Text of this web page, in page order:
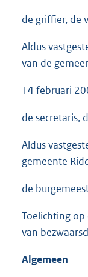
de griffier, de
Aldus
van de
14 februari
de secretaris,
Aldus
gemeente
de
Toelichting
van
Algemeen